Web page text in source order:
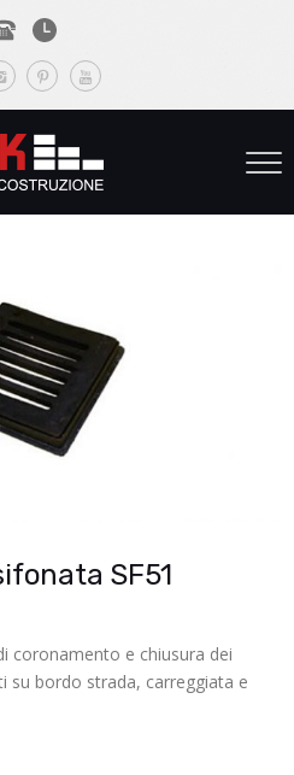
SF51
coronamento e chiusura dei
su bordo strada, carreggiata e